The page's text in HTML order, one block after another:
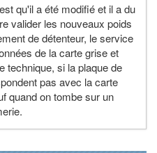
qu'il a été modifié et il a du
valider les nouveaux poids
de détenteur, le service
de la carte grise et
technique, si la plaque de
pas avec la carte
quand on tombe sur un